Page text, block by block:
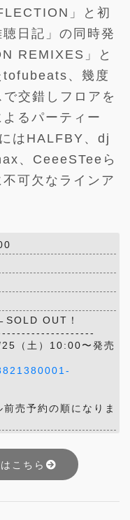
」と初
日記」の同時発
REMIXES」と
tofubeats、幾度
交錯しフロアを
るパーティー
はHALFBY、dj
、CeeeSTeeら
可欠なラインア
OUT！
（土）10:00〜発売
売予約の順になりま
こちら